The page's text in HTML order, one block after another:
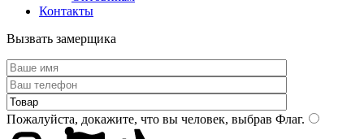
Контакты
Вызвать замерщика
Пожалуйста, докажите, что вы человек, выбрав Флаг.